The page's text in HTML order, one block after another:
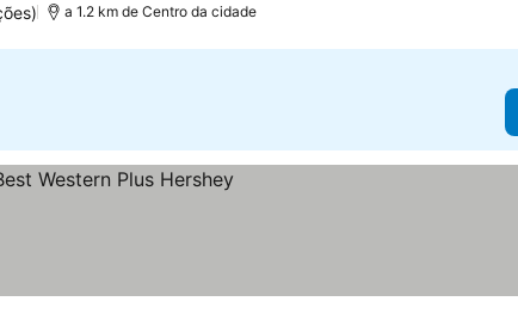
a 1.2 km de Centro da cidade